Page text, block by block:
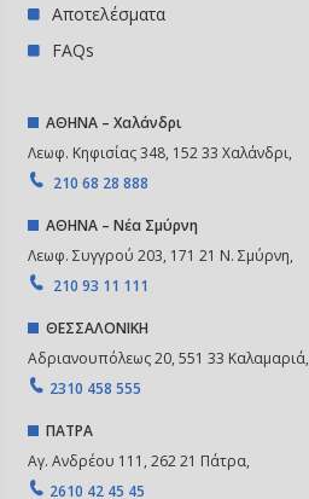
Αποτελέσματα
FAQs
ΑΘΗΝΑ – Χαλάνδρι
Λεωφ. Κηφισίας 348, 152 33 Χαλάνδρι,
210 68 28 888
ΑΘΗΝΑ – Νέα Σμύρνη
Λεωφ. Συγγρού 203, 171 21 Ν. Σμύρνη,
210 93 11 111
ΘΕΣΣΑΛΟΝΙΚΗ
Αδριανουπόλεως 20, 551 33 Καλαμαριά,
2310 458 555
ΠΑΤΡΑ
Αγ. Ανδρέου 111, 262 21 Πάτρα,
2610 42 45 45